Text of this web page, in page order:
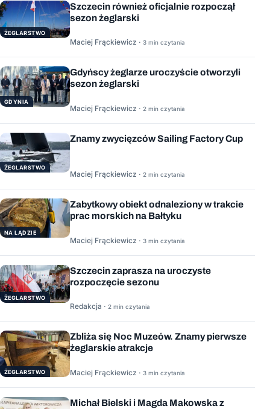
ŻEGLARSTWO
Szczecin również oficjalnie rozpoczął
sezon żeglarski
Maciej Frąckiewicz · 3 min czytania
GDYNIA
Gdyńscy żeglarze uroczyście otworzyli
sezon żeglarski
Maciej Frąckiewicz · 2 min czytania
ŻEGLARSTWO
Znamy zwycięzców Sailing Factory Cup
Maciej Frąckiewicz · 2 min czytania
NA LĄDZIE
Zabytkowy obiekt odnaleziony w trakcie
prac morskich na Bałtyku
Maciej Frąckiewicz · 3 min czytania
ŻEGLARSTWO
Szczecin zaprasza na uroczyste
rozpoczęcie sezonu
Redakcja · 2 min czytania
ŻEGLARSTWO
Zbliża się Noc Muzeów. Znamy pierwsze
żeglarskie atrakcje
Maciej Frąckiewicz · 3 min czytania
Michał Bielski i Magda Makowska z